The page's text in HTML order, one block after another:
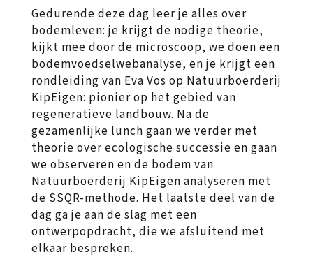
Gedurende deze dag leer je alles over
bodemleven: je krijgt de nodige theorie,
kijkt mee door de microscoop, we doen een
bodemvoedselwebanalyse, en je krijgt een
rondleiding van Eva Vos op Natuurboerderij
KipEigen: pionier op het gebied van
regeneratieve landbouw. Na de
gezamenlijke lunch gaan we verder met
theorie over ecologische successie en gaan
we observeren en de bodem van
Natuurboerderij KipEigen analyseren met
de SSQR-methode. Het laatste deel van de
dag ga je aan de slag met een
ontwerpopdracht, die we afsluitend met
elkaar bespreken.